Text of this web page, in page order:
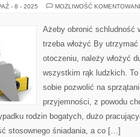
- 8 - 2025 MOŻLIWOŚĆ
Ażeby obronić schludność
trzeba włożyć By
otoczeniu, należy włożyć
wszystkim rąk ludzkich.
sobie pozwolić na
przyjemności, z powodu
rodzin bogatych, dużo
stosownego śniadania, a co […]